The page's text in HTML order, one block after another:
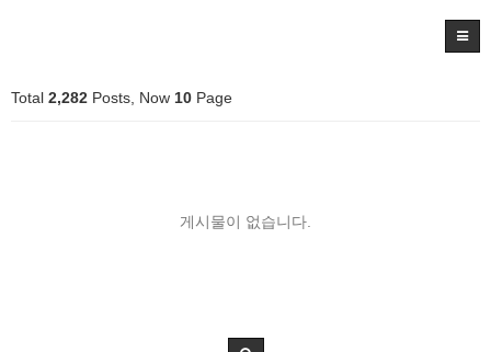
Total 2,282 Posts, Now 10 Page
게시물이 없습니다.